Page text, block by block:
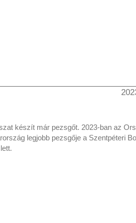
készít már pezsgőt. 2023-ban az
legjobb pezsgője a Szentpéteri